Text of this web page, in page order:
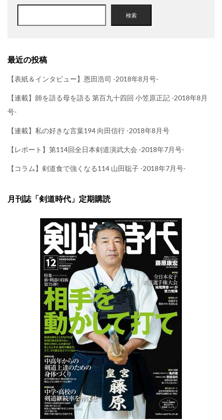
検索
最近の投稿
【表紙＆インタビュー】恩田浩司 -2018年8月号-
【連載】師を語る母を語る 第百九十四回 小笠原正記 -2018年8月
号-
【連載】私の好きな言葉194 向田信行 -2018年8月号
【レポート】第114回全日本剣道演武大会 -2018年7月号-
【コラム】剣道食で強くなる114 山田聡子 -2018年7月号-
月刊誌「剣道時代」定期購読